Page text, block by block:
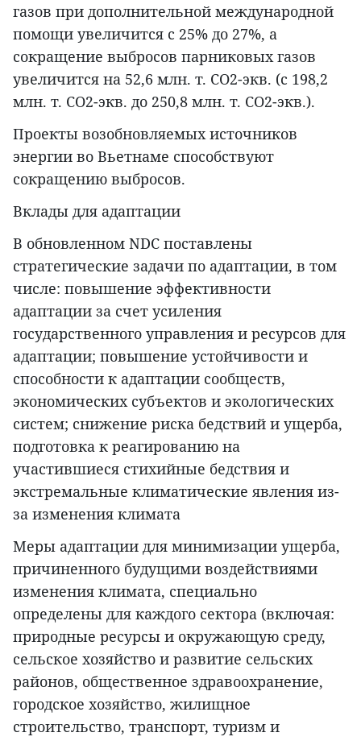
газов при дополнительной международной
помощи увеличится с 25% до 27%, а
сокращение выбросов парниковых газов
увеличится на 52,6 млн. т. CO2-экв. (с 198,2
млн. т. CO2-экв. до 250,8 млн. т. CO2-экв.).
Проекты возобновляемых источников
энергии во Вьетнаме способствуют
сокращению выбросов.
Вклады для адаптации
В обновленном NDC поставлены
стратегические задачи по адаптации, в том
числе: повышение эффективности
адаптации за счет усиления
государственного управления и ресурсов для
адаптации; повышение устойчивости и
способности к адаптации сообществ,
экономических субъектов и экологических
систем; снижение риска бедствий и ущерба,
подготовка к реагированию на
участившиеся стихийные бедствия и
экстремальные климатические явления из-
за изменения климата
Меры адаптации для минимизации ущерба,
причиненного будущими воздействиями
изменения климата, специально
определены для каждого сектора (включая:
природные ресурсы и окружающую среду,
сельское хозяйство и развитие сельских
районов, общественное здравоохранение,
городское хозяйство, жилищное
строительство, транспорт, туризм и